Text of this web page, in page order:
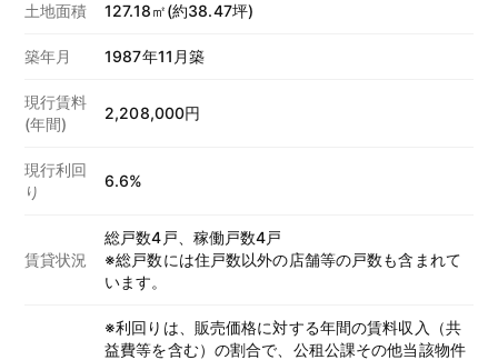
土地面積 127.18㎡(約38.47坪)
築年月 1987年11月築
現行賃料
(年間)
2,208,000円
現行利回
り
6.6%
賃貸状況
総戸数4戸、稼働戸数4戸
※総戸数には住戸数以外の店舗等の戸数も含まれて
います。
※利回りは、販売価格に対する年間の賃料収入（共
益費等を含む）の割合で、公租公課その他当該物件